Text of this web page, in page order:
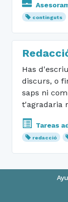
continguts
Has
discurs, o
saps ni
t'agradaria
Tareas
redacció